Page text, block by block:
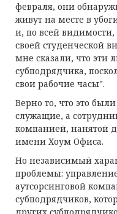
февраля, они
живут на месте в
и, по всей
своей студенческой
мне сказали, что эти
субподрядчика,
свои рабочие часы".
Верно то, что это
служащие, а
компанией, нанятой
имени Хоум Офиса.
Но независимый
проблемы:
аутсорсинговой
субподрядчиков,